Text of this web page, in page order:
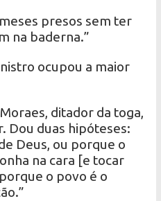
presos sem ter
na baderna.”
ocupou a maior
ditador da toga,
Dou duas hipóteses:
Deus, ou porque o
na cara [e tocar
o povo é o